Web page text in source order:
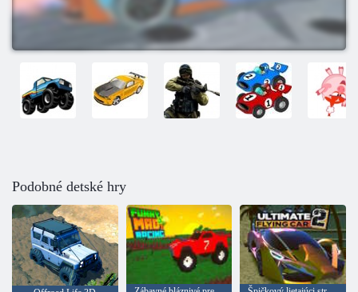
Podobné detské hry